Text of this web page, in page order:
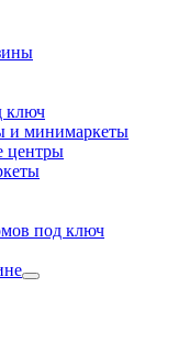
ключ
и минимаркеты
центры
под ключ